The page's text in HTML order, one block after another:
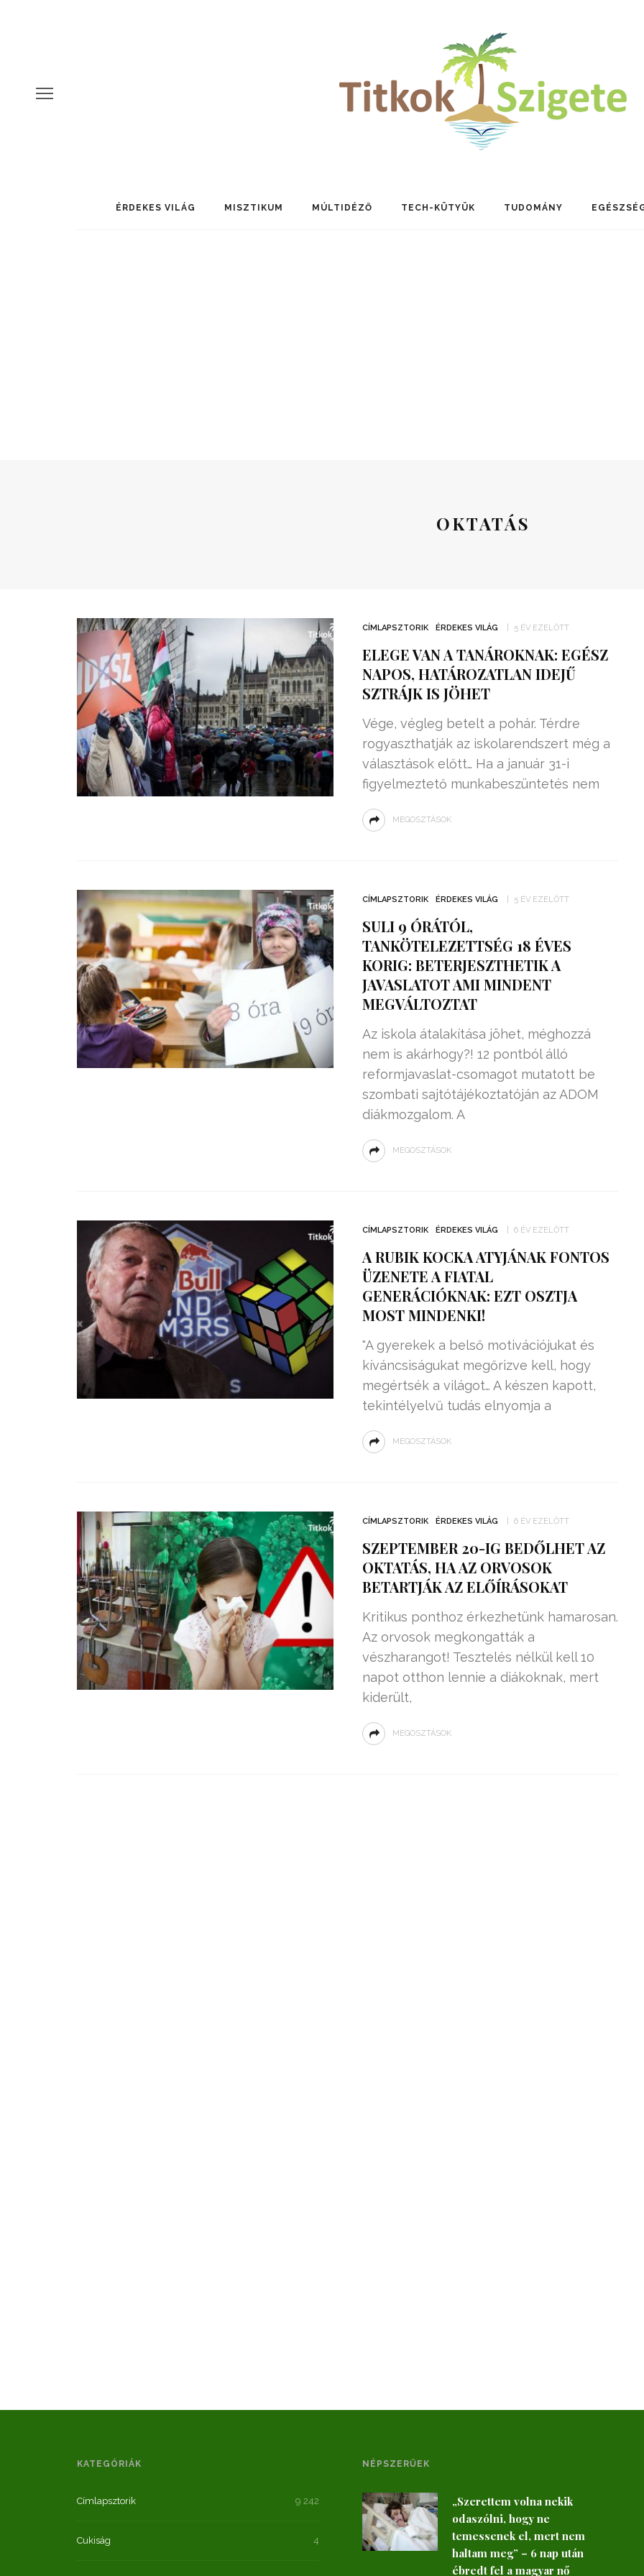
ÉRDEKES VILÁG MISZTIKUM MÚLTIDÉZŐ TECH-KÜTYÜK TUDOMÁNY
OKTATÁS
CÍMLAPSZTORIK ÉRDEKES VILÁG 5 ÉV EZELŐTT
ELEGE VAN A TANÁROKNAK: EGÉSZ
NAPOS, HATÁROZATLAN IDEJŰ
SZTRÁJK IS JÖHET
Vége, végleg betelt a pohár. Térdre
rogyaszthatják az iskolarendszert még a
választások előtt… Ha a január 31-i
figyelmeztető munkabeszüntetés nem
MEGOSZTÁSOK
CÍMLAPSZTORIK ÉRDEKES VILÁG 5 ÉV EZELŐTT
SULI 9 ÓRÁTÓL,
TANKÖTELEZETTSÉG 18 ÉVES
KORIG: BETERJESZTHETIK A
JAVASLATOT AMI MINDENT
MEGVÁLTOZTAT
Az iskola átalakítása jöhet, méghozzá
nem is akárhogy?! 12 pontból álló
reformjavaslat-csomagot mutatott be
szombati sajtótájékoztatóján az ADOM
diákmozgalom. A
MEGOSZTÁSOK
CÍMLAPSZTORIK ÉRDEKES VILÁG 6 ÉV EZELŐTT
A RUBIK KOCKA ATYJÁNAK FONTOS
ÜZENETE A FIATAL
GENERÁCIÓKNAK: EZT OSZTJA
MOST MINDENKI!
"A gyerekek a belső motivációjukat és
kíváncsiságukat megőrizve kell, hogy
megértsék a világot… A készen kapott,
tekintélyelvű tudás elnyomja a
MEGOSZTÁSOK
CÍMLAPSZTORIK ÉRDEKES VILÁG 6 ÉV EZELŐTT
SZEPTEMBER 20-IG BEDŐLHET AZ
OKTATÁS, HA AZ ORVOSOK
BETARTJÁK AZ ELŐÍRÁSOKAT
Kritikus ponthoz érkezhetünk hamarosan.
Az orvosok megkongatták a
vészharangot! Tesztelés nélkül kell 10
napot otthon lennie a diákoknak, mert
kiderült,
MEGOSZTÁSOK
99,13%-OS HATÉKONYSÁGGAL
NULLÁZZA AZ ÁRAMSZÁMLÁT
EZ A MOTOR!
HÁROM DIÁK: VÉGTELEN
TERMELHETNÉNEK A
FEKVŐRENDŐRÖK!
KATEGÓRIÁK
Címlapsztorik 9 242
Cukiság 4
NÉPSZERŰEK
„Szerettem volna nekik
odaszólni, hogy ne
temessenek el, mert nem
haltam meg” – 6 nap után
ébredt fel a magyar nő